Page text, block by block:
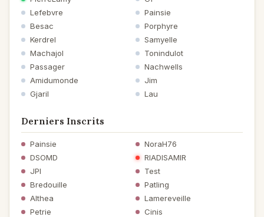
Lefebvre
Painsie
Besac
Porphyre
Kerdrel
Samyelle
Machajol
Tonindulot
Passager
Nachwells
Amidumonde
Jim
Gjaril
Lau
Derniers Inscrits
Painsie
NoraH76
DSOMD
RIADISAMIR
JPI
Test
Bredouille
Patling
Althea
Lamereveille
Petrie
Cinis